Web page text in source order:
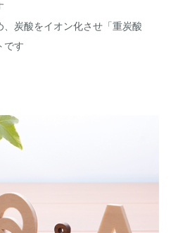
、炭酸をイオン化させ「重炭酸
です